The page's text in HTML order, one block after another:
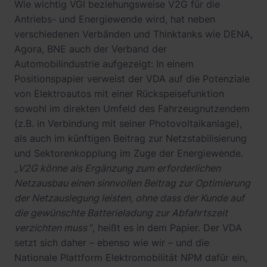
Wie wichtig VGI beziehungsweise V2G für die
Antriebs- und Energiewende wird, hat neben
verschiedenen Verbänden und Thinktanks wie DENA,
Agora, BNE auch der Verband der
Automobilindustrie aufgezeigt: In einem
Positionspapier verweist der VDA auf die Potenziale
von Elektroautos mit einer Rückspeisefunktion
sowohl im direkten Umfeld des Fahrzeugnutzendem
(z.B. in Verbindung mit seiner Photovoltaikanlage),
als auch im künftigen Beitrag zur Netzstabilisierung
und Sektorenkopplung im Zuge der Energiewende.
„ V2G könne als Ergänzung zum erforderlichen
Netzausbau einen sinnvollen Beitrag zur Optimierung
der Netzauslegung leisten, ohne dass der Kunde auf
die gewünschte Batterieladung zur Abfahrtszeit
verzichten muss “, heißt es in dem Papier. Der VDA
setzt sich daher – ebenso wie wir – und die
Nationale Plattform Elektromobilität NPM dafür ein,